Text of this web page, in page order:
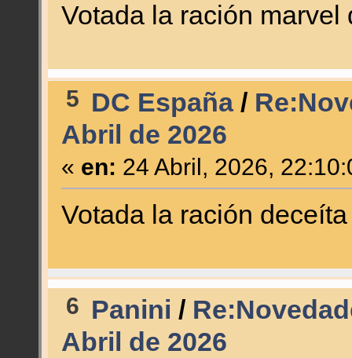
Votada la ración marvel
5 DC España/
Abril de 2026
« en: 24 Abril, 2026,
Votada la ración
6 Panini /
Abril de 2026